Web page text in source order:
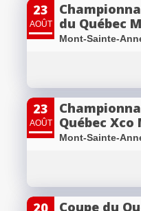
23
AOÛT
du Québec
Mont-Sainte-
23
AOÛT
Québec Xco
Mont-Sainte-
Coupe du